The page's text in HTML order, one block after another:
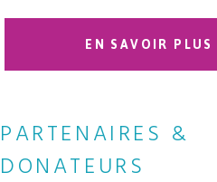
EN SAVOIR PLUS
PARTENAIRES &
DONATEURS